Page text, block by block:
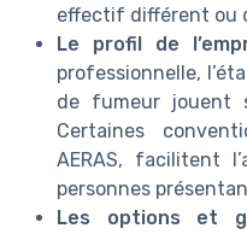
effectif différent ou
Le profil de
professionnelle,
de fumeur jouent
Certaines
AERAS, facilitent
personnes
Les options et